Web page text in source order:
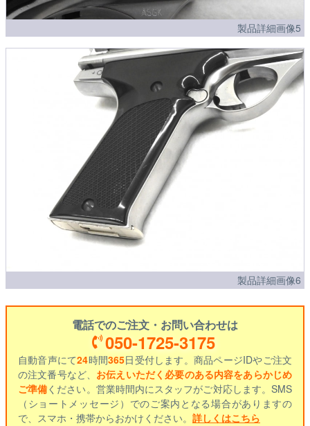
製品詳細画像5
製品詳細画像6
電話でのご注文・お問い合わせは
050-1725-3175
自動音声にて24時間365日受付します。商品ページIDやご注文
の注文番号など、 お伝えいただく必要のある内容をあらかじめ
ご準備ください。営業時間内にスタッフがご対応します。SMS
（ショートメッセージ）でのご案内となる場合がありますの
で、スマホ・携帯からおかけください。 詳しくはこちら